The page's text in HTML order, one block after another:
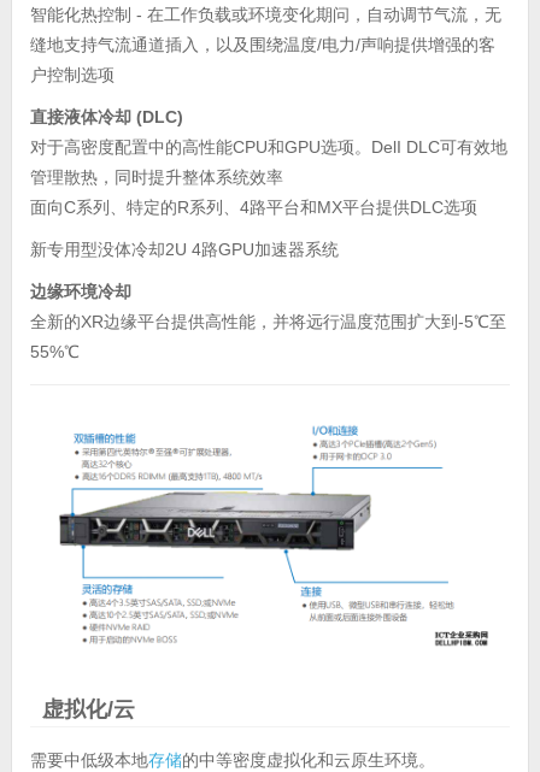
智能化热控制 - 在工作负载或环境变化期问，自动调节气流，无
缝地支持气流通道插入，以及围绕温度/电力/声响提供增强的客
户控制选项
直接液体冷却 (DLC)
对于高密度配置中的高性能CPU和GPU选项。DelI DLC可有效地
管理散热，同时提升整体系统效率
面向C系列、特定的R系列、4路平台和MX平台提供DLC选项
新专用型没体冷却2U 4路GPU加速器系统
边缘环境冷却
全新的XR边缘平台提供高性能，并将远行温度范围扩大到-5℃至
55%℃
虚拟化/云
需要中低级本地存储的中等密度虚拟化和云原生环境。